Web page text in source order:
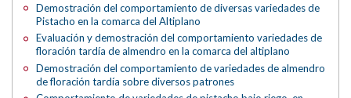
Demostración del comportamiento de diversas variedades de
Pistacho en la comarca del Altiplano
Evaluación y demostración del comportamiento variedades de
floración tardía de almendro en la comarca del altiplano
Demostración del comportamiento de variedades de almendro
de floración tardía sobre diversos patrones